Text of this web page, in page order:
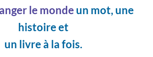
le monde un mot, une
histoire et
un livre à la fois.